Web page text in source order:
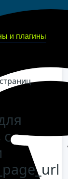
и плагины